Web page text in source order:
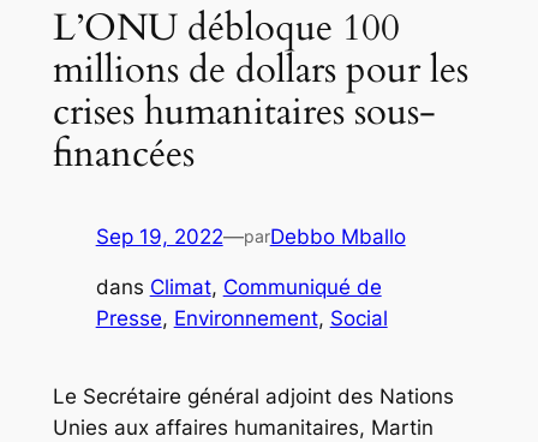
L’ONU débloque 100
millions de dollars pour les
crises humanitaires sous-
financées
Sep 19, 2022—parDebbo Mballo
dans Climat, Communiqué de
Presse, Environnement, Social
Le Secrétaire général adjoint des Nations
Unies aux affaires humanitaires, Martin